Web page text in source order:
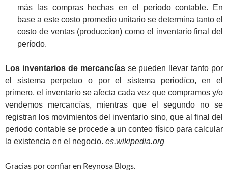
más las compras hechas en el período contable. En
base a este costo promedio unitario se determina tanto el
costo de ventas (produccion) como el inventario final del
período.
Los inventarios de mercancíasse pueden llevar tanto por
el sistema perpetuo o por el sistema periodíco, en el
primero, el inventario se afecta cada vez que compramos y/o
vendemos mercancías, mientras que el segundo no se
registran los movimientos del inventario sino, que al final del
periodo contable se procede a un conteo físico para calcular
la existencia en el negocio. es.wikipedia.org
Gracias por confiar en Reynosa Blogs.